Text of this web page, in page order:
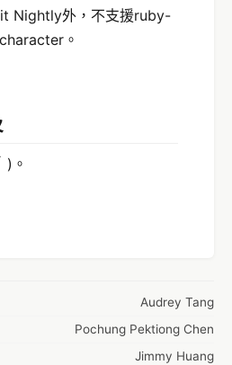
Nightly外，不支援ruby-
。
)。
Audrey Tang
Pochung Pektiong Chen
Jimmy Huang